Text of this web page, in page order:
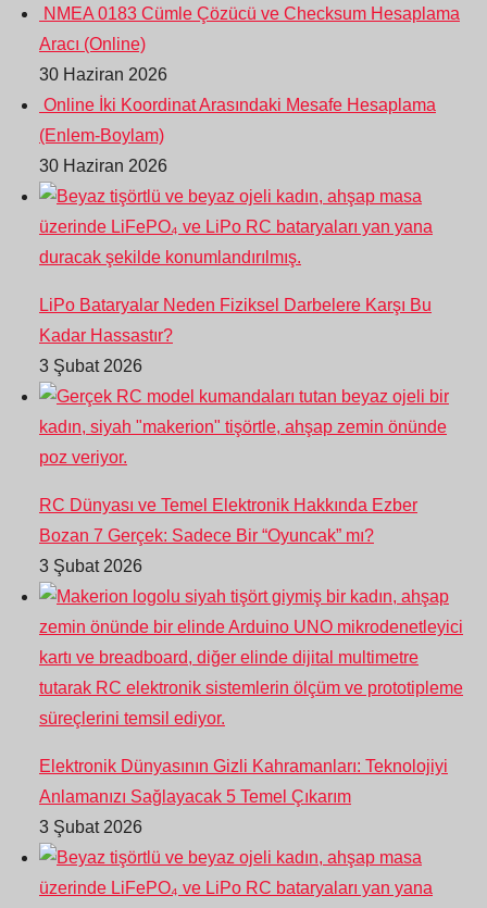
NMEA 0183 Cümle Çözücü ve Checksum Hesaplama
Aracı (Online)
30 Haziran 2026
Online İki Koordinat Arasındaki Mesafe Hesaplama
(Enlem-Boylam)
30 Haziran 2026
LiPo Bataryalar Neden Fiziksel Darbelere Karşı Bu
Kadar Hassastır?
3 Şubat 2026
RC Dünyası ve Temel Elektronik Hakkında Ezber
Bozan 7 Gerçek: Sadece Bir “Oyuncak” mı?
3 Şubat 2026
Elektronik Dünyasının Gizli Kahramanları: Teknolojiyi
Anlamanızı Sağlayacak 5 Temel Çıkarım
3 Şubat 2026